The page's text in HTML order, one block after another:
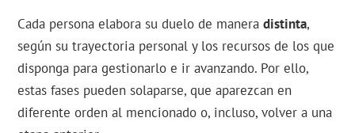
Cada persona elabora su duelo de maneradistinta,
según su trayectoria personal y los recursos de los que
disponga para gestionarlo e ir avanzando. Por ello,
estas fases pueden solaparse, que aparezcan en
diferente orden al mencionado o, incluso, volver a una